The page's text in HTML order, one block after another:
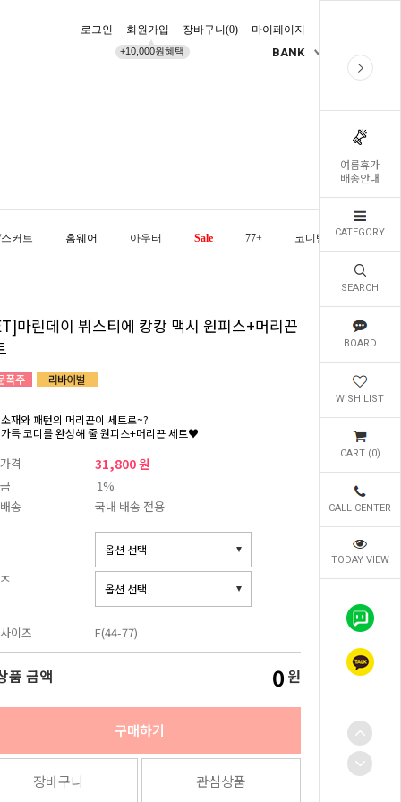
여름휴가
배송안내
CATEGORY
SEARCH
BOARD
WISH LIST
CART (0)
CALL CENTER
TODAY VIEW
로그인 회원가입
+10,000원혜택
장바구니(0) 마이페이지
BANK
커트 홈웨어 아우터 Sale 77+ 코디템 오늘발송
마린데이 뷔스티에 캉캉 맥시 원피스+머리끈
재와 패턴의 머리끈이 세트로~?
득 코디를 완성해 줄 원피스+머리끈 세트♥
격 31,800 원
1%
송
국내 배송 전용
이즈 F(44-77)
품 금액 0 원
구매하기
장바구니 관심상품